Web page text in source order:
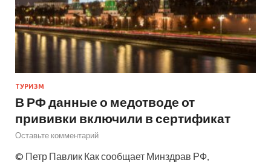
ТУРИЗМ
В РФ данные о медотводе от
прививки включили в сертификат
Оставьте комментарий
© Петр Павлик Как сообщает Минздрав РФ,